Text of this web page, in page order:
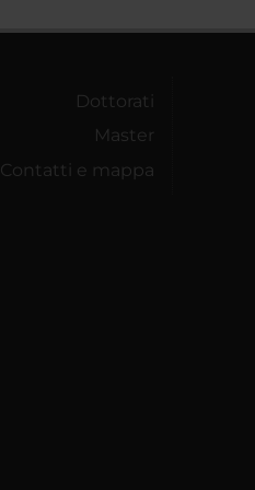
Dottorati
Master
Contatti e mappa